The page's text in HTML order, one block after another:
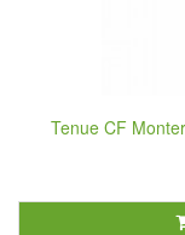
Tenue CF